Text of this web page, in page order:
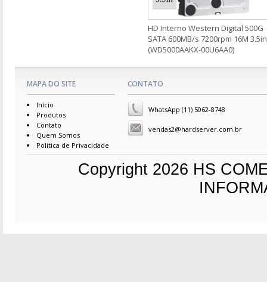
HD Interno Western Digital 500G
SATA 600MB/s 7200rpm 16M 3.5in
(WD5000AAKX-00U6AA0)
MAPA DO SITE
Início
Produtos
Contato
Quem Somos
Política de Privacidade
CONTATO
WhatsApp (11) 5062-8748
vendas2@hardserver.com.br
Copyright 2026 HS